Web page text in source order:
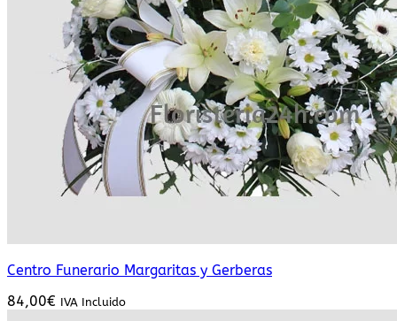
Centro Funerario Margaritas y Gerberas
84,00€ IVA Incluido